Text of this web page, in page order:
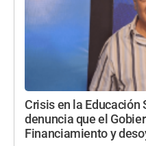
Crisis en la Educación
denuncia que el
Financiamiento y